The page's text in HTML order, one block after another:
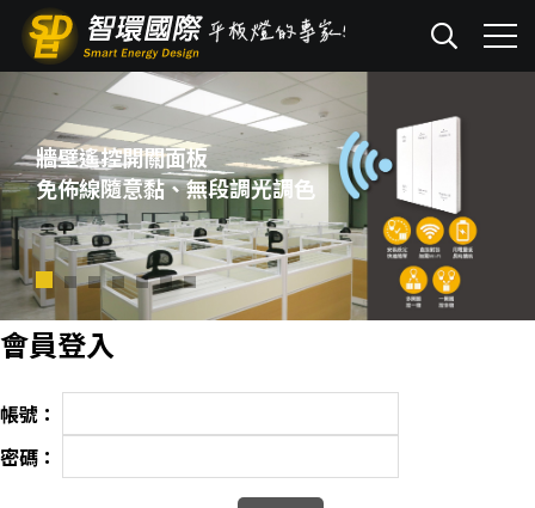
牆壁遙控開關面板
免佈線隨意黏、無段調光調色
會員登入
帳號：
密碼：